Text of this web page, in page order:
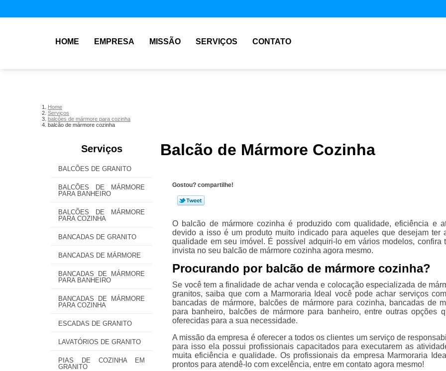
HOME EMPRESA MISSÃO SERVIÇOS CONTATO
Home
Serviços
balcões de mármore para cozinha
balcão de mármore cozinha
Serviços
BALCÕES DE GRANITO
BALCÕES DE MÁRMORE
PARA BANHEIRO
BALCÕES DE MÁRMORE
PARA COZINHA
BANCADAS DE GRANITO
BANCADAS DE MÁRMORE
BANCADAS DE MÁRMORE
PARA BANHEIRO
BANCADAS DE MÁRMORE
PARA COZINHA
ESCADAS DE GRANITO
LAVATÓRIOS DE GRANITO
PIAS DE COZINHA EM
GRANITO
Balcão de Mármore Cozinha
Gostou? compartilhe!
O balcão de mármore cozinha é produzido com qualidade, eficiência e
devido a isso é um produto muito indicado para aqueles que desejam ter
qualidade em seu imóvel. É possível adquiri-lo em vários modelos, confira
invista no seu balcão de mármore cozinha agora mesmo.
Procurando por balcão de mármore cozinha?
Se você tem a finalidade de achar venda e colocação especializada de
granitos, saiba que com a Marmoraria Ideal você pode achar serviços
bancadas de mármore, balcões de mármore para cozinha, bancadas de
para banheiro, balcões de mármore para banheiro, entre outras opções
oferecidas para a sua necessidade.
A missão da empresa é oferecer a todos os clientes um serviço de
para isso ela possui profissionais capacitados para executarem as
muita eficiência e qualidade. Os profissionais da empresa Marmoraria
prontos para atendê-lo com excelência, entre em contato agora mesmo!